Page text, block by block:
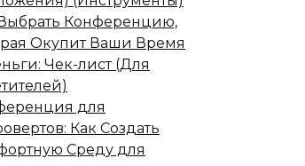
Конференцию,
Окупит Ваши Время
Чек-лист (Для
для
Как Создать
Среду для